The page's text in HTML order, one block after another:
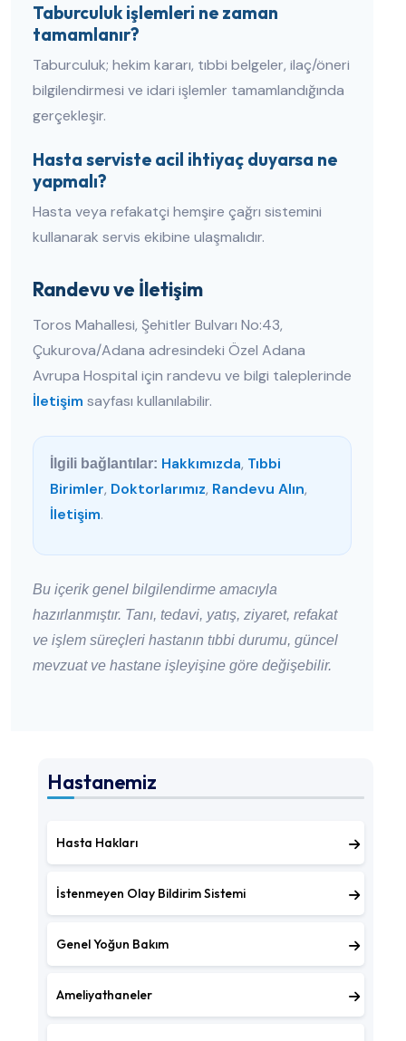
Hastanemiz
Hasta Hakları
İstenmeyen Olay Bildirim Sistemi
Genel Yoğun Bakım
Ameliyathaneler
Taburculuk işlemleri ne zaman
tamamlanır?
Taburculuk; hekim kararı, tıbbi belgeler, ilaç/öneri
bilgilendirmesi ve idari işlemler tamamlandığında
gerçekleşir.
Hasta serviste acil ihtiyaç duyarsa ne
yapmalı?
Hasta veya refakatçi hemşire çağrı sistemini
kullanarak servis ekibine ulaşmalıdır.
Randevu ve İletişim
Toros Mahallesi, Şehitler Bulvarı No:43,
Çukurova/Adana adresindeki Özel Adana
Avrupa Hospital için randevu ve bilgi taleplerinde
İletişim sayfası kullanılabilir.
İlgili bağlantılar: Hakkımızda, Tıbbi
Birimler, Doktorlarımız, Randevu Alın,
İletişim.
Bu içerik genel bilgilendirme amacıyla
hazırlanmıştır. Tanı, tedavi, yatış, ziyaret, refakat
ve işlem süreçleri hastanın tıbbi durumu, güncel
mevzuat ve hastane işleyişine göre değişebilir.